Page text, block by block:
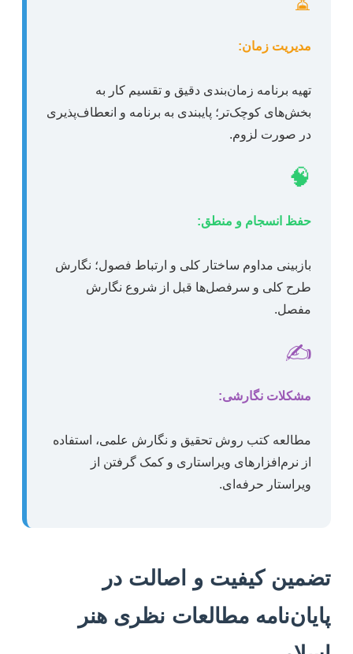
مدیریت زمان:
تهیه برنامه زمان‌بندی دقیق و تقسیم کار به
بخش‌های کوچک‌تر؛ پایبندی به برنامه و انعطاف‌پذیری
در صورت لزوم.
🧠
حفظ انسجام و منطق:
بازبینی مداوم ساختار کلی و ارتباط فصول؛ نگارش
طرح کلی و سرفصل‌ها قبل از شروع نگارش
مفصل.
✍️
مشکلات نگارشی:
مطالعه کتب روش تحقیق و نگارش علمی، استفاده
از نرم‌افزارهای ویراستاری و کمک گرفتن از
ویراستار حرفه‌ای.
تضمین کیفیت و اصالت در
پایان‌نامه مطالعات نظری هنر